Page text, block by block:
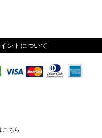
ントについて
こちら